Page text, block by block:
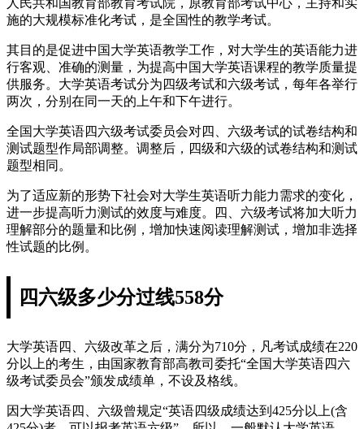
施的大规模标准化考试，是全国性的教学考试。
其目的是促进中国大学英语教学工作，对大学生的英语能力进
行客观、准确的测量，为提高中国大学英语课程的教学质量提
供服务。大学英语考试分为四级考试和六级考试，每年各举行
两次，分别在同一天的上午和下午进行。
全国大学英语四六级考试委员会对四、六级考试的试卷结构和
测试题型作局部调整。调整后，四级和六级的试卷结构和测试
题型相同。
为了适应新的形势下社会对大学生英语听力能力需求的变化，
进一步提高听力测试的效度与难度。四、六级考试将加大听力
理解部分的题量和比例，增加快速阅读理解测试，增加非选择
性试题的比例。
四六级多少分过线558分
大学英语四、六级改革之后，满分为710分，凡考试成绩在220
分以上的考生，由国家教育部高教司委托“全国大学英语四六
级考试委员会”颁发成绩单，不设及格线。
因大学英语四、六级曾规定“英语四级成绩达到425分以上(含